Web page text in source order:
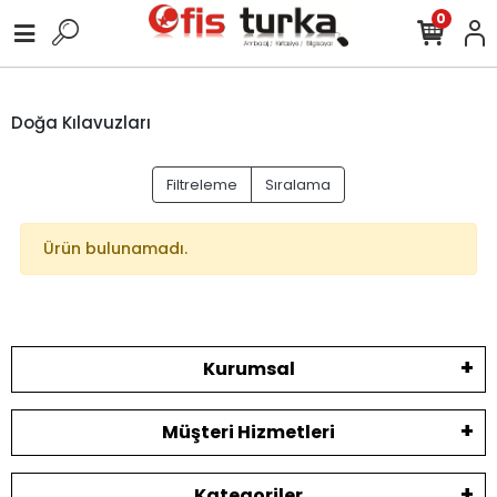
0
Doğa Kılavuzları
Filtreleme Sıralama
Ürün bulunamadı.
Kurumsal
Müşteri Hizmetleri